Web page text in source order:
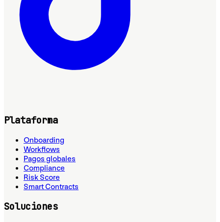
Plataforma
Onboarding
Workflows
Pagos globales
Compliance
Risk Score
Smart Contracts
Soluciones